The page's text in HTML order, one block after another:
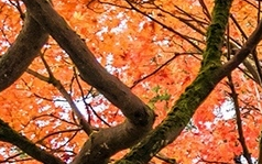
Перейти к содержимому